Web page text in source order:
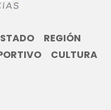
REGIÓN
CULTURA